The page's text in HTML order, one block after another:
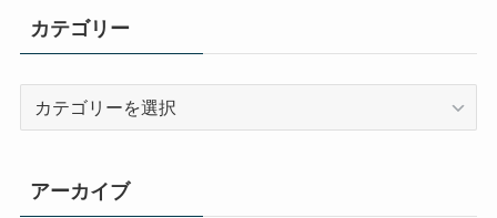
カテゴリー
リ
ー
アーカイブ